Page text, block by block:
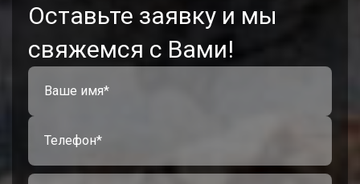
Оставьте заявку и мы
свяжемся с Вами!